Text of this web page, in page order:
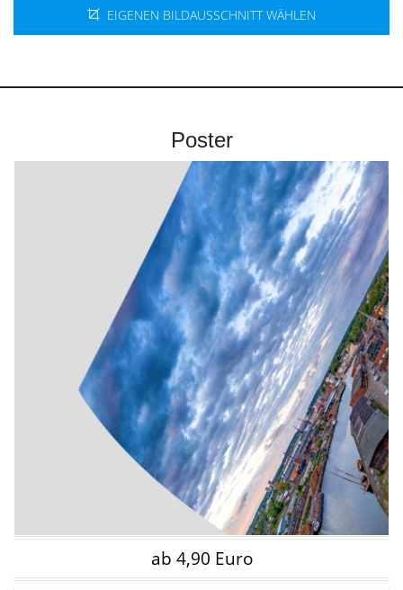
EIGENEN BILDAUSSCHNITT WÄHLEN
Poster
ab 4,90 Euro